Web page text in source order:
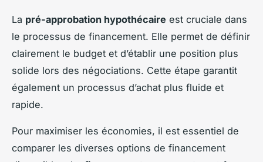
La pré-approbation hypothécaire est cruciale dans
le processus de financement. Elle permet de définir
clairement le budget et d’établir une position plus
solide lors des négociations. Cette étape garantit
également un processus d’achat plus fluide et
rapide.
Pour maximiser les économies, il est essentiel de
comparer les diverses options de financement